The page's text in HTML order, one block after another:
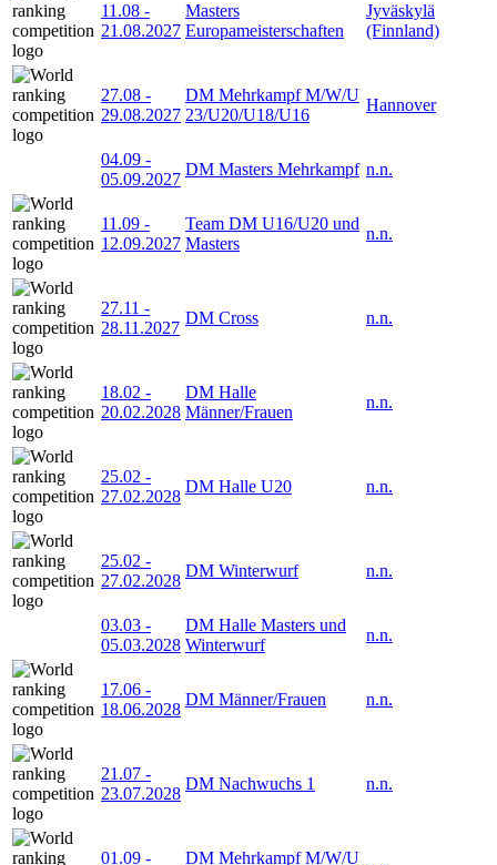
11.08 -
21.08.2027
Masters
Europameisterschaften
Jyväskylä
(Finnland)
27.08 -
29.08.2027
DM Mehrkampf M/W/U
23/U20/U18/U16
Hannover
04.09 -
05.09.2027
DM Masters Mehrkampf n.n.
11.09 -
12.09.2027
Team DM U16/U20 und
Masters
n.n.
27.11 -
28.11.2027
DM Cross n.n.
18.02 -
20.02.2028
DM Halle
Männer/Frauen
n.n.
25.02 -
27.02.2028
DM Halle U20 n.n.
25.02 -
27.02.2028
DM Winterwurf n.n.
03.03 -
05.03.2028
DM Halle Masters und
Winterwurf
n.n.
17.06 -
18.06.2028
DM Männer/Frauen n.n.
21.07 -
23.07.2028
DM Nachwuchs 1 n.n.
01.09 -
DM Mehrkampf M/W/U